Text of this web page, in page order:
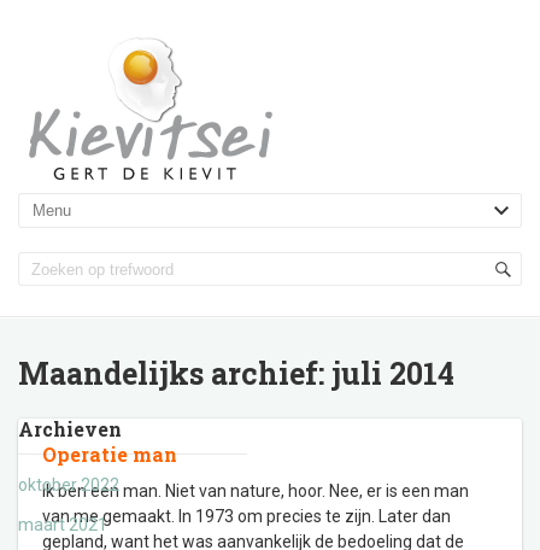
Maandelijks archief: juli 2014
Archieven
oktober 2022
maart 2021
Operatie man
Ik ben een man. Niet van nature, hoor. Nee, er is een man
van me gemaakt. In 1973 om precies te zijn. Later dan
gepland, want het was aanvankelijk de bedoeling dat de